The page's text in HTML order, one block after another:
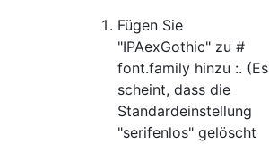
Fügen Sie
"IPAexGothic" zu #
font.family hinzu :. (Es
scheint, dass die
Standardeinstellung
"serifenlos" gelöscht